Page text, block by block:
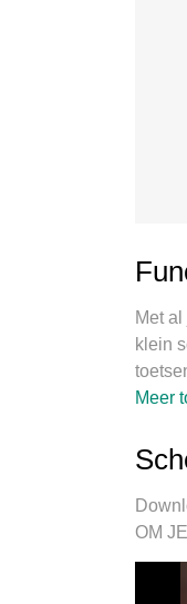
Met
klein
Speel
spel.
Meer
OM